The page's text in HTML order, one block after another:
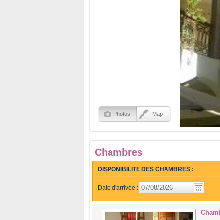
Photos Map
Chambres
DISPONIBILITÉ DES CHAMBRES :
Date d'arrivée :